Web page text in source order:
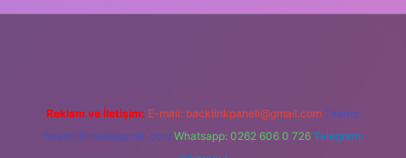
Reklam ve İletişim: E-mail: backlinkpaneli@gmail.com Teams:
forumhizmeti@gmail.com Whatsapp: 0262 606 0 726 Telegram: